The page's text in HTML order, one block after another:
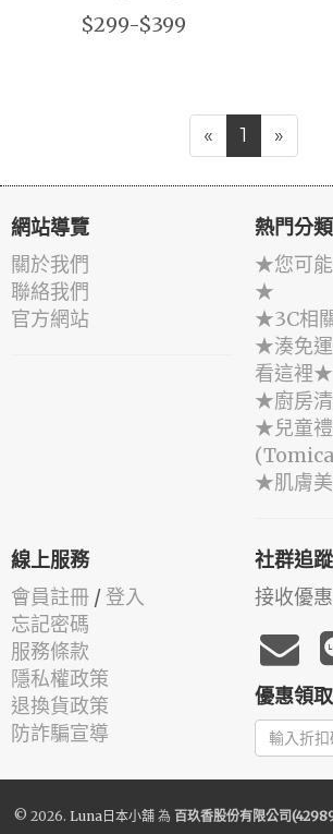
$299-$399
« 1 »
網站導覽
關於我們
聯絡我們
官方網站
熱門分類
★您可
★
★3C相
★湊免
看這裡★
★廚房
★兒童
★肌膚
線上服務
會員註冊 / 登入
忘記密碼
服務條款
隱私權政策
退換貨政策
防詐騙宣導
社群追蹤
接收優
優惠領取
© 2026. Luna日本小舖 為 百玖香股份有限公司